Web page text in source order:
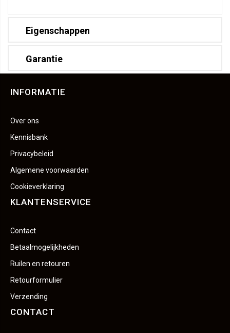
Eigenschappen
Garantie
INFORMATIE
Over ons
Kennisbank
Privacybeleid
Algemene voorwaarden
Cookieverklaring
KLANTENSERVICE
Contact
Betaalmogelijkheden
Ruilen en retouren
Retourformulier
Verzending
CONTACT